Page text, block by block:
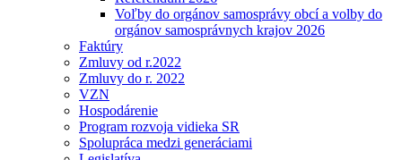
Voľby do orgánov samosprávy obcí a volby do
orgánov samosprávnych krajov 2026
Faktúry
Zmluvy od r.2022
Zmluvy do r. 2022
VZN
Hospodárenie
Program rozvoja vidieka SR
Spolupráca medzi generáciami